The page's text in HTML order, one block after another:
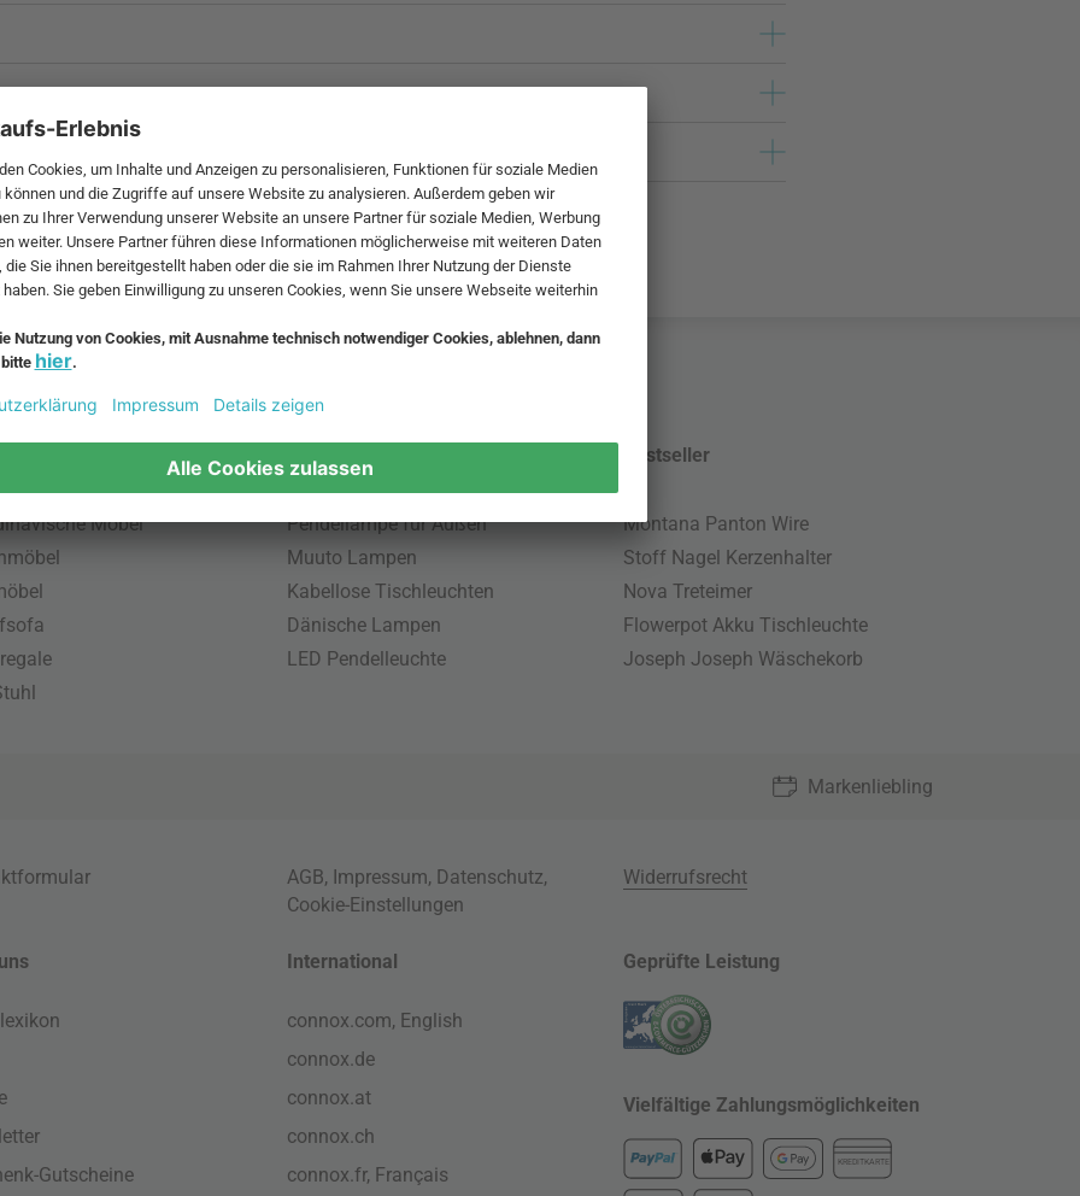
und zzgl.
Möbel
Beliebte Leuchten
Pendellampe für Außen
Muuto Lampen
Kabellose Tischleuchten
Dänische Lampen
LED Pendelleuchte
Bestseller
Montana Panton Wire
Stoff Nagel Kerzenhalter
Nova Treteimer
Flowerpot Akku Tischleuchte
Joseph Joseph Wäschekorb
Markenliebling
AGB, Impressum, Datenschutz,
Cookie-Einstellungen
Widerrufsrecht
Gutscheine
International
connox.com, English
connox.de
connox.at
connox.ch
connox.fr, Français
Geprüfte Leistung
Vielfältige Zahlungsmöglichkeiten
KREDITKARTE